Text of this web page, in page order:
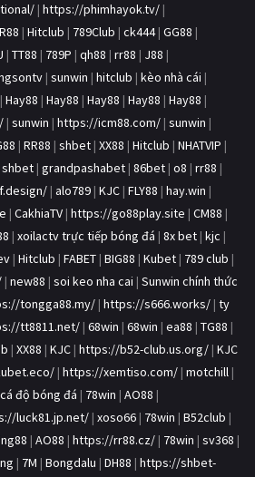
| https://phimhayok.tv/ |
| Hitclub | 789Club | ck444| GG88 |
| TT88 | 789P | qh88 | rr88 | J88 |
| sunwin | hitclub | kèo nhà cái |
| Hay88 | Hay88 | Hay88 | Hay88 | Hay88 |
| sunwin | https://icm88.com/ | sunwin |
| RR88 | shbet | XX88 | Hitclub | NHATVIP |
shbet | grandpashabet | 86bet | o8 | rr88 |
| alo789 | KJC | FLY88 | hay.win |
| CakhiaTV | https://go88play.site | CM88 |
| xoilactv trực tiếp bóng đá | 8x bet | kjc |
| Hitclub | FABET | BIG88 | Kubet | 789 club |
| new88 | soi keo nha cai | Sunwin chính thức
tongga88.my/ | https://s666.works/ | ty
tt8811.net/ | 68win | 68win | ea88 | TG88 |
| XX88 | KJC | https://b52-club.us.org/ | KJC
| https://xemtiso.com/ | motchill |
độ bóng đá | 78win | AO88 |
luck81.jp.net/ | xoso66 | 78win | B52club |
| AO88 | https://rr88.cz/ | 78win | sv368 |
| 7M | Bongdalu | DH88 | https://shbet-